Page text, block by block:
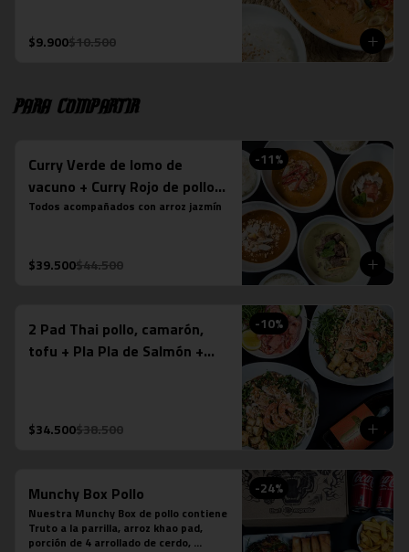
$9.900$10.500
Para compartir
-11%
Curry Verde de lomo de
vacuno + Curry Rojo de pollo +
Curry Panang + Curry
Todos acompañados con arroz jazmín
$39.500$44.500
-10%
2 Pad Thai pollo, camarón,
tofu + Pla Pla de Salmón +
$34.500$38.500
-24%
Munchy Box Pollo
Nuestra Munchy Box de pollo contiene
Truto a la parrilla, arroz khao pad,
porción de 4 arrollado de cerdo,